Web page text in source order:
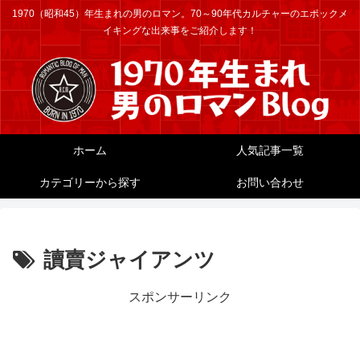
1970（昭和45）年生まれの男のロマン。70～90年代カルチャーのエポックメ
イキングな出来事をご紹介します！
ホーム 人気記事一覧
カテゴリーから探す お問い合わせ
讀賣ジャイアンツ
スポンサーリンク